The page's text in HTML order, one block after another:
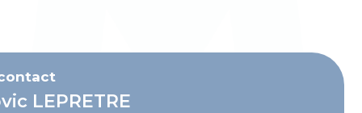
installations extérieures - Parking/voirie en
LEPRETRE